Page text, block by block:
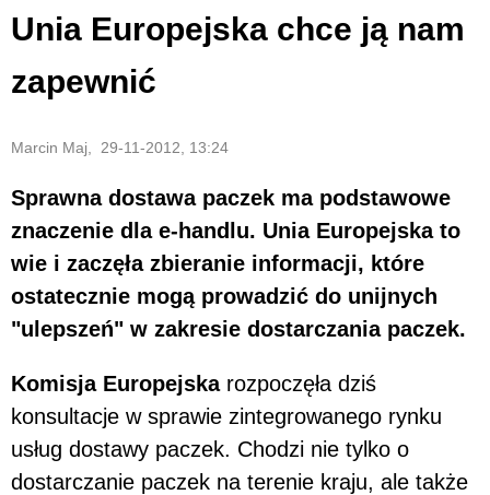
Unia Europejska chce ją nam
zapewnić
Marcin Maj, 29-11-2012, 13:24
Sprawna dostawa paczek ma podstawowe
znaczenie dla e-handlu. Unia Europejska to
wie i zaczęła zbieranie informacji, które
ostatecznie mogą prowadzić do unijnych
"ulepszeń" w zakresie dostarczania paczek.
Komisja Europejskarozpoczęła dziś
konsultacje w sprawie zintegrowanego rynku
usług dostawy paczek. Chodzi nie tylko o
dostarczanie paczek na terenie kraju, ale także